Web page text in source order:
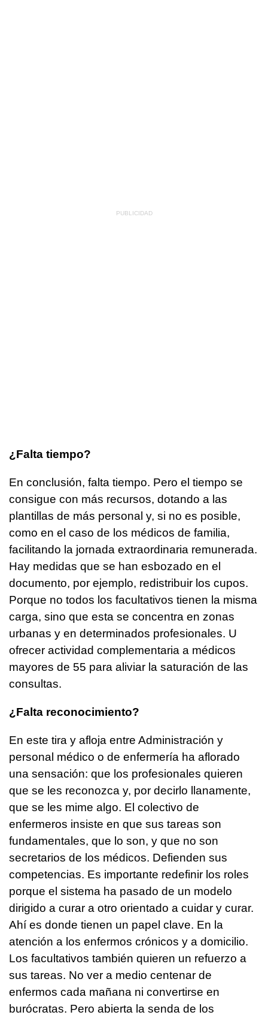
¿Falta tiempo?
En conclusión, falta tiempo. Pero el tiempo se
consigue con más recursos, dotando a las
plantillas de más personal y, si no es posible,
como en el caso de los médicos de familia,
facilitando la jornada extraordinaria remunerada.
Hay medidas que se han esbozado en el
documento, por ejemplo, redistribuir los cupos.
Porque no todos los facultativos tienen la misma
carga, sino que esta se concentra en zonas
urbanas y en determinados profesionales. U
ofrecer actividad complementaria a médicos
mayores de 55 para aliviar la saturación de las
consultas.
¿Falta reconocimiento?
En este tira y afloja entre Administración y
personal médico o de enfermería ha aflorado
una sensación: que los profesionales quieren
que se les reconozca y, por decirlo llanamente,
que se les mime algo. El colectivo de
enfermeros insiste en que sus tareas son
fundamentales, que lo son, y que no son
secretarios de los médicos. Defienden sus
competencias. Es importante redefinir los roles
porque el sistema ha pasado de un modelo
dirigido a curar a otro orientado a cuidar y curar.
Ahí es donde tienen un papel clave. En la
atención a los enfermos crónicos y a domicilio.
Los facultativos también quieren un refuerzo a
sus tareas. No ver a medio centenar de
enfermos cada mañana ni convertirse en
burócratas. Pero abierta la senda de los